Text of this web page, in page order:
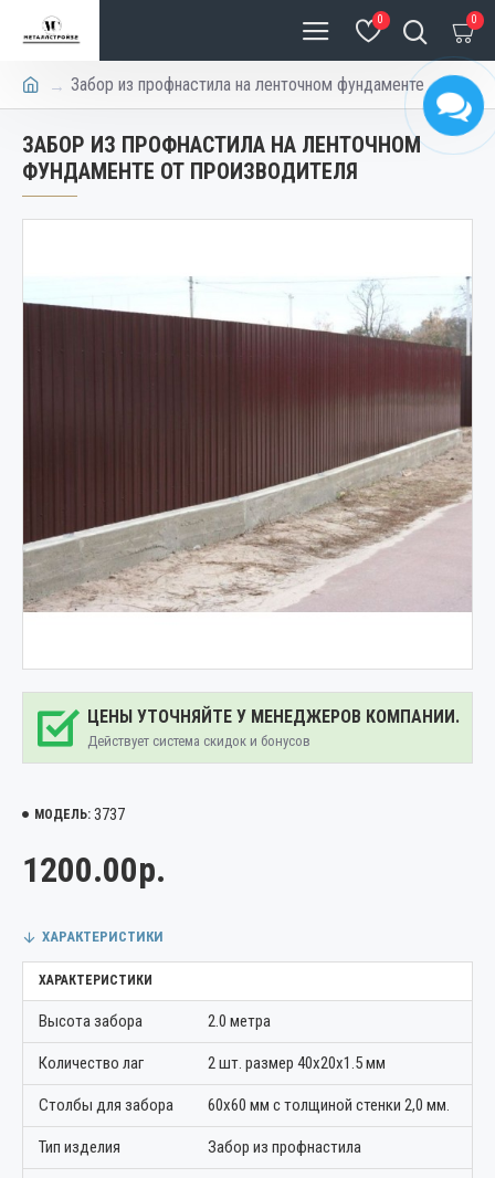
0 0
Забор из профнастила на ленточном фундаменте
ЗАБОР ИЗ ПРОФНАСТИЛА НА ЛЕНТОЧНОМ
ФУНДАМЕНТЕ ОТ ПРОИЗВОДИТЕЛЯ
ЦЕНЫ УТОЧНЯЙТЕ У МЕНЕДЖЕРОВ КОМПАНИИ.
Действует система скидок и бонусов
МОДЕЛЬ: 3737
1200.00р.
ХАРАКТЕРИСТИКИ
ХАРАКТЕРИСТИКИ
Высота забора 2.0 метра
Количество лаг 2 шт. размер 40х20х1.5 мм
Столбы для забора 60х60 мм с толщиной стенки 2,0 мм.
Тип изделия Забор из профнастила